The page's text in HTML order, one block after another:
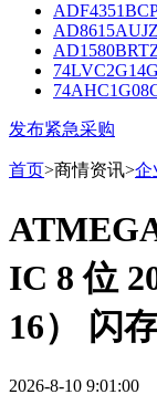
发布紧急采购
首页>商情资讯>企
IC 8 位
16） 闪
2026-8-10 9:01:00